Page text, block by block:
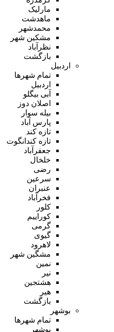
مارلیک
ماهدشت
محمدشهر
مشکین شهر
نظرآباد
بازگشت
اردبیل
تمام شهر‌ها
اردبیل
آبی بیگلو
اصلان دوز
بیله سوار
پارس آباد
تازه کند
تازه کندانگوت
جعفرآباد
خلخال
رضی
سرعین
عنبران
فخرآباد
کلور
کوراییم
گرمی
گیوی
لاهرود
مشگین شهر
نمین
نیر
هشتجین
هیر
بازگشت
بوشهر
تمام شهر‌ها
بوشهر